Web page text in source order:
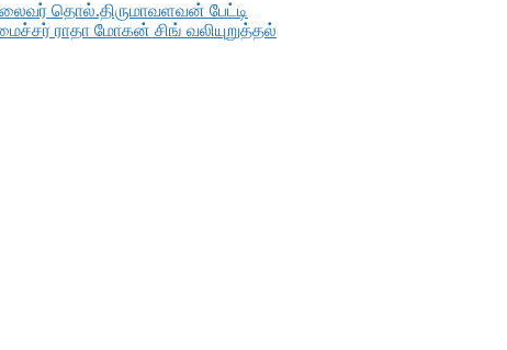
தொல்.திருமாவளவன் பேட்டி
ராதா மோகன் சிங் வலியுறுத்தல்